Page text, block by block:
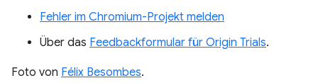
Fehler im Chromium-Projekt melden
Über das Feedbackformular für Origin Trials.
Foto von Félix Besombes.